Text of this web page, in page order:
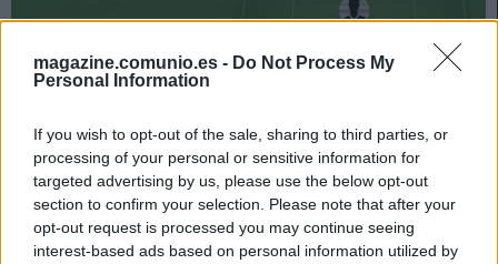
magazine.comunio.es - Do Not Process My
Personal Information
If you wish to opt-out of the sale, sharing to third parties, or
processing of your personal or sensitive information for
targeted advertising by us, please use the below opt-out
section to confirm your selection. Please note that after your
opt-out request is processed you may continue seeing
interest-based ads based on personal information utilized by
Espanyol y Levante se enfrentan el 11 de diciembre a
será la alineación que presente el Levante? A
continuación, las posibles alineaciones del Espanyol-
Levante.
Espanyol